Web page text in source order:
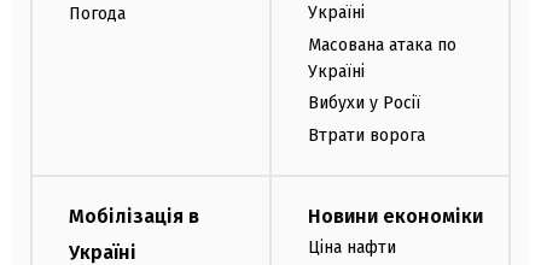
Погода
Україні
Масована атака по
Україні
Вибухи у Росії
Втрати ворога
Мобілізація в
Україні
Новини економіки
Ціна нафти